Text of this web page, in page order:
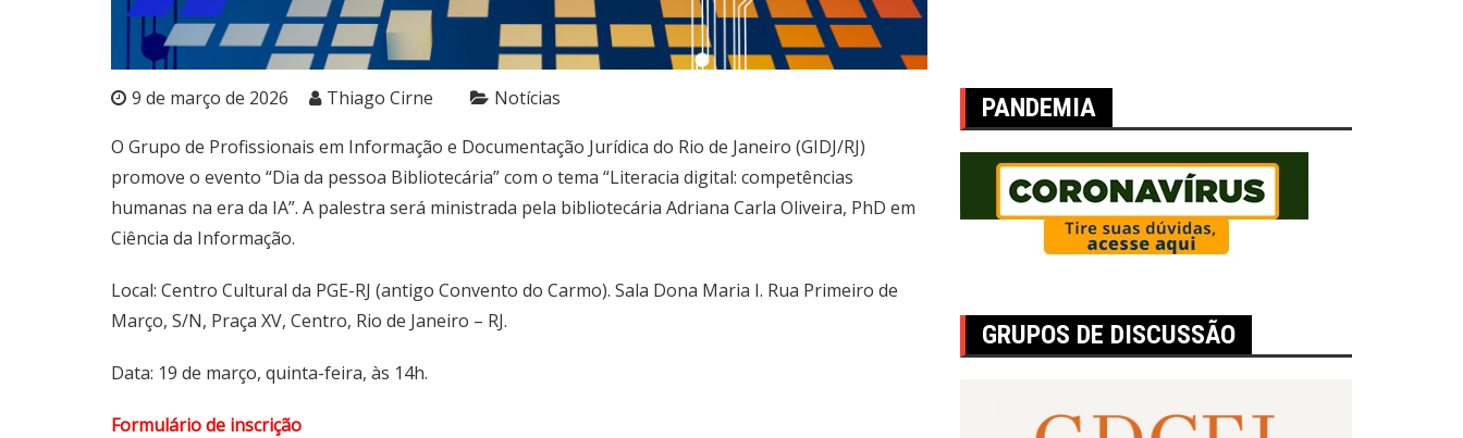
9 de março de 2026 Thiago Cirne Notícias
O Grupo de Profissionais em Informação e Documentação Jurídica do Rio de Janeiro (GIDJ/RJ)
promove o evento “Dia da pessoa Bibliotecária” com o tema “Literacia digital: competências
humanas na era da IA”. A palestra será ministrada pela bibliotecária Adriana Carla Oliveira, PhD em
Ciência da Informação.
Local: Centro Cultural da PGE-RJ (antigo Convento do Carmo). Sala Dona Maria I. Rua Primeiro de
Março, S/N, Praça XV, Centro, Rio de Janeiro – RJ.
Data: 19 de março, quinta-feira, às 14h.
Formulário de inscrição
PANDEMIA
GRUPOS DE DISCUSSÃO